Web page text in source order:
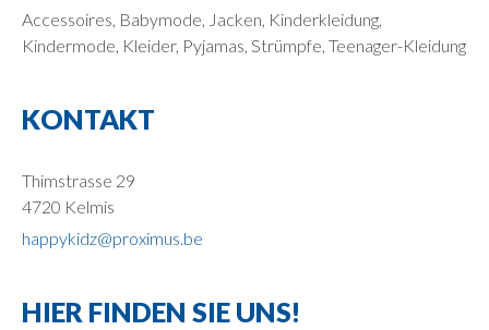
Accessoires, Babymode, Jacken, Kinderkleidung,
Kindermode, Kleider, Pyjamas, Strümpfe, Teenager-Kleidung
KONTAKT
Thimstrasse 29
4720 Kelmis
happykidz@proximus.be
HIER FINDEN SIE UNS!